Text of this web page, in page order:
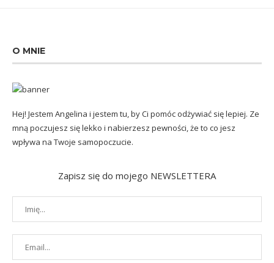
O MNIE
Hej! Jestem Angelina i jestem tu, by Ci pomóc odżywiać się lepiej. Ze
mną poczujesz się lekko i nabierzesz pewności, że to co jesz
wpływa na Twoje samopoczucie.
Zapisz się do mojego NEWSLETTERA